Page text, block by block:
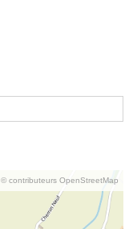
© contributeurs OpenStreetMap